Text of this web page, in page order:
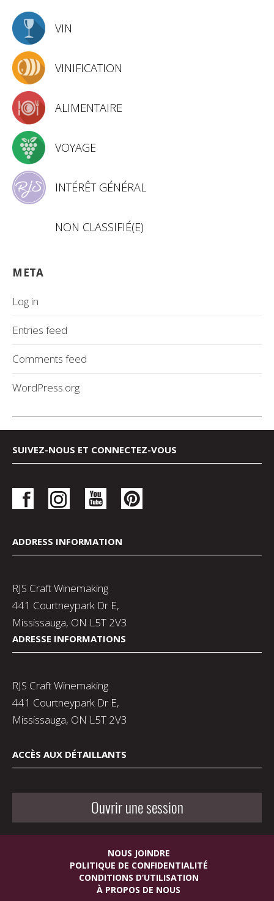
VIN
VINIFICATION
ALIMENTAIRE
VOYAGE
INTÉRÊT GÉNÉRAL
NON CLASSIFIÉ(E)
META
Log in
Entries feed
Comments feed
WordPress.org
SUIVEZ-NOUS ET CONNECTEZ-VOUS
ADDRESS INFORMATION
RJS Craft Winemaking
441 Courtneypark Dr E,
Mississauga, ON L5T 2V3
ADRESSE INFORMATIONS
RJS Craft Winemaking
441 Courtneypark Dr E,
Mississauga, ON L5T 2V3
ACCÈS AUX DÉTAILLANTS
Ouvrir une session
NOUS JOINDRE
POLITIQUE DE CONFIDENTIALITÉ
CONDITIONS D’UTILISATION
À PROPOS DE NOUS